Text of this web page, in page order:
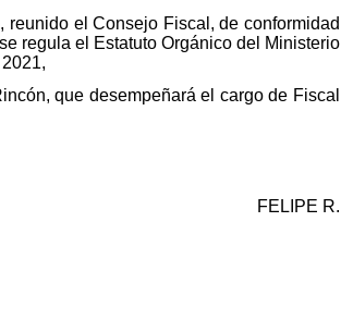
el Consejo Fiscal, de conformidad
regula el Estatuto Orgánico del Ministerio
que desempeñará el cargo de Fiscal
FELIPE R.